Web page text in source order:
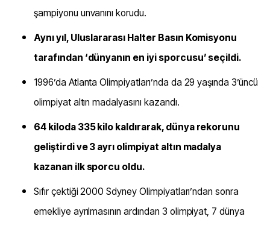
şampiyonu unvanını korudu.
Aynı yıl, Uluslararası Halter Basın Komisyonu
tarafından ‘dünyanın en iyi sporcusu’ seçildi.
1996’da Atlanta Olimpiyatları’nda da 29 yaşında 3’üncü
olimpiyat altın madalyasını kazandı.
64 kiloda 335 kilo kaldırarak, dünya rekorunu
geliştirdi ve 3 ayrı olimpiyat altın madalya
kazanan ilk sporcu oldu.
Sıfır çektiği 2000 Sdyney Olimpiyatları’ndan sonra
emekliye ayrılmasının ardından 3 olimpiyat, 7 dünya